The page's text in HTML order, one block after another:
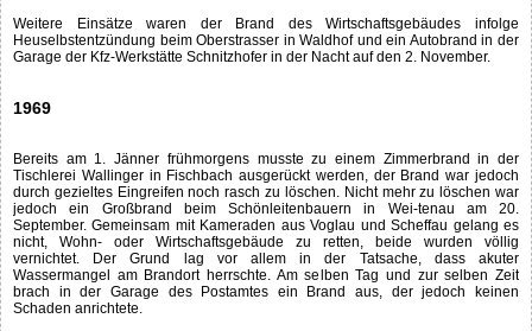
Weitere Einsätze waren der Brand des Wirtschaftsgebäudes infolge
Heuselbstentzündung beim Oberstrasser in Waldhof und ein Autobrand in der
Garage der Kfz-Werkstätte Schnitzhofer in der Nacht auf den 2. November.
1969
Bereits am 1. Jänner frühmorgens musste zu einem Zimmerbrand in der
Tischlerei Wallinger in Fischbach ausgerückt werden, der Brand war jedoch
durch gezieltes Eingreifen noch rasch zu löschen. Nicht mehr zu löschen war
jedoch ein Großbrand beim Schönleitenbauern in Wei-tenau am 20.
September. Gemeinsam mit Kameraden aus Voglau und Scheffau gelang es
nicht, Wohn- oder Wirtschaftsgebäude zu retten, beide wurden völlig
vernichtet. Der Grund lag vor allem in der Tatsache, dass akuter
Wassermangel am Brandort herrschte. Am selben Tag und zur selben Zeit
brach in der Garage des Postamtes ein Brand aus, der jedoch keinen
Schaden anrichtete.